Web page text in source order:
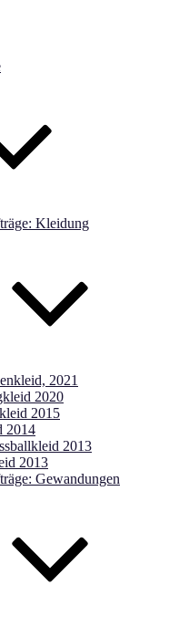
Kleidung
2021
2020
2015
2014
2013
2013
Gewandungen